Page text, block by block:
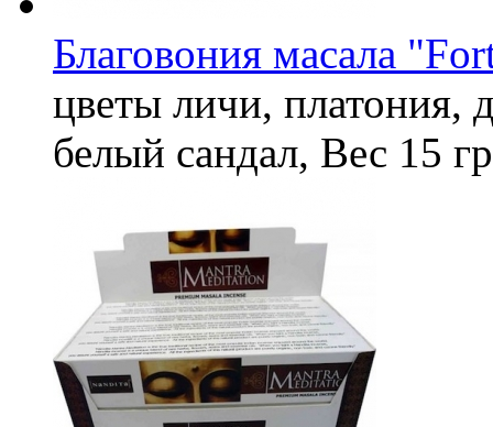
Благовония масала
цветы личи, платония,
белый сандал, Вес 15